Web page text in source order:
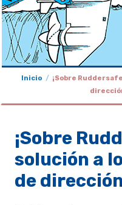
Inicio
¡Sobre
¡Sobre
solución a
de